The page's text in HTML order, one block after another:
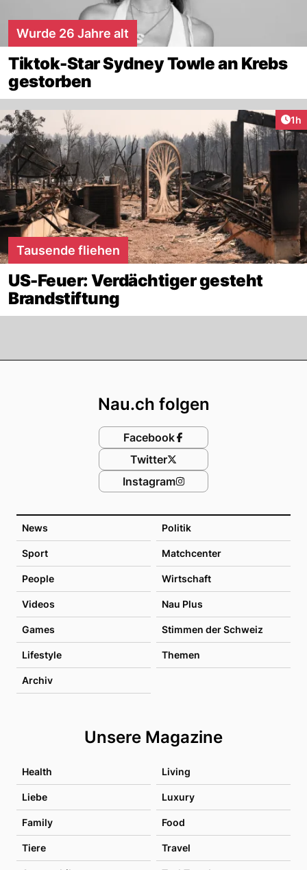
Wurde 26 Jahre alt
Tiktok-Star Sydney Towle an Krebs
gestorben
1h
Tausende fliehen
US-Feuer: Verdächtiger gesteht
Brandstiftung
News Politik
Sport Matchcenter
People Wirtschaft
Videos Nau Plus
Games Stimmen der Schweiz
Lifestyle Themen
Archiv
Unsere Magazine
Health Living
Liebe Luxury
Family Food
Tiere Travel
Nau.ch folgen
Facebook
Twitter
Instagram